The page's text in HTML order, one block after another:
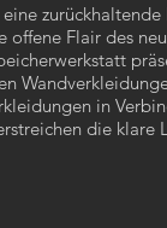
zurückhaltende
offene Flair des
in
die klare